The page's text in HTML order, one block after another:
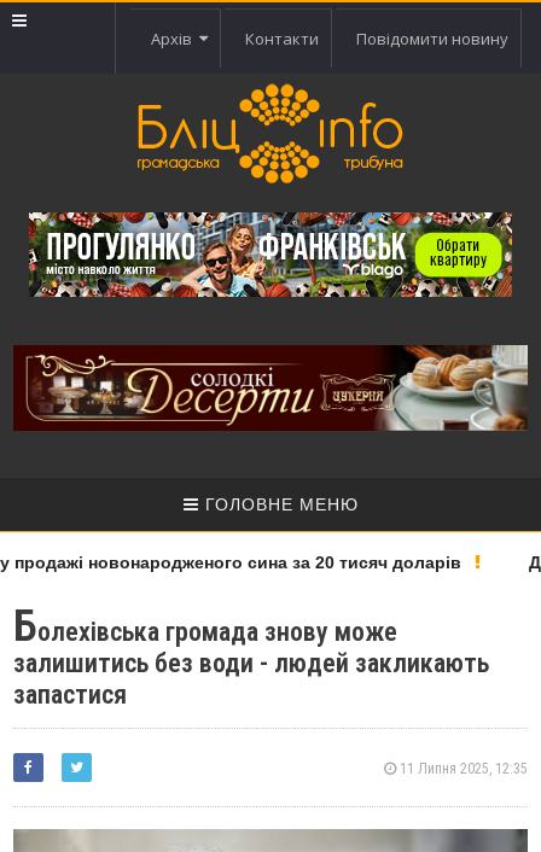
Архів Контакти Повідомити новину
ГОЛОВНЕ МЕНЮ
новонародженого сина за 20 тисяч доларів
Болехівська громада знову може
залишитись без води - людей закликають
запастися
11 Липня 2025, 12:35